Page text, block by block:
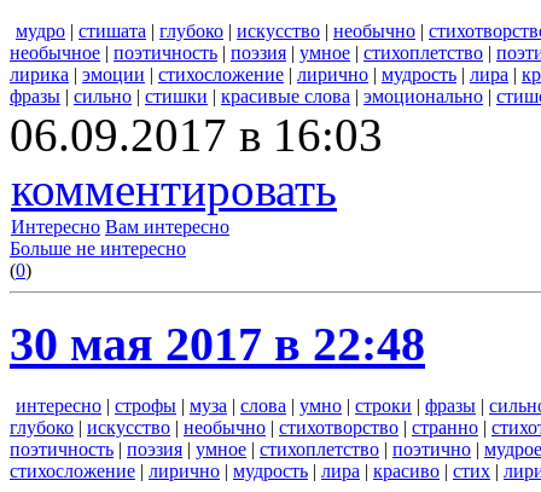
мудро | стишата | глубоко | искусство | необычно |
необычное | поэтичность | поэзия | умное | стихоплетство |
лирика | эмоции | стихосложение | лирично | мудрость | лира |
фразы | сильно | стишки | красивые слова | эмоционально |
06.09.2017 в 16:03
комментировать
Интересно Вам интересно
Больше не интересно
(0)
30 мая 2017 в 22:48
интересно | строфы | муза | слова | умно | строки | фразы |
глубоко | искусство | необычно | стихотворство | странно |
поэтичность | поэзия | умное | стихоплетство | поэтично | мудрое
стихосложение | лирично | мудрость | лира | красиво | стих |